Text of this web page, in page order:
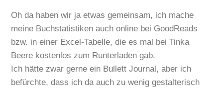
Oh da haben wir ja etwas gemeinsam, ich mache
meine Buchstatistiken auch online bei GoodReads
bzw. in einer Excel-Tabelle, die es mal bei Tinka
Beere kostenlos zum Runterladen gab.
Ich hätte zwar gerne ein Bullett Journal, aber ich
befürchte, dass ich da auch zu wenig gestalterisch